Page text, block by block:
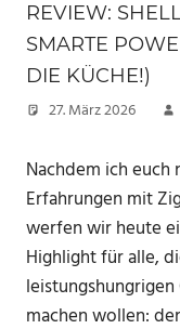
REVIEW:
SMARTE
DIE KÜCHE!)
27. März 2026
Nachdem ich
Erfahrungen mit
werfen wir heute
Highlight für alle,
machen wollen: